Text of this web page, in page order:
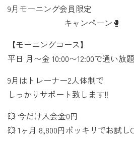
9月モーニング会員限定
キャンペーン🥊
【モーニングコース】
平日 月〜金 10:00〜12:00で通い放
9月はトレーナー2人体制で
しっかりサポート致します‼️
💥 今だけ入会金0円
💥 1ヶ月 8,800円ポッキリでお試し